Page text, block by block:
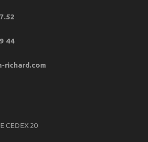
44
richard.com
CEDEX 20